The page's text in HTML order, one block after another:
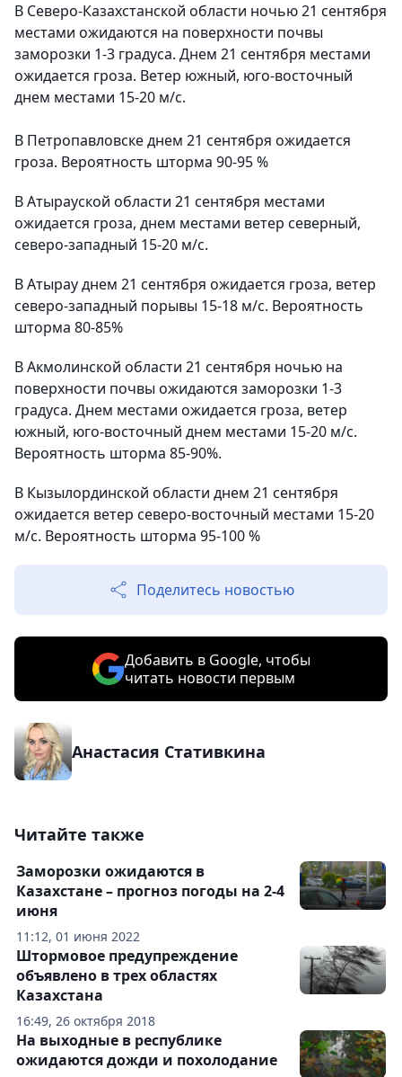
В Северо-Казахстанской области ночью 21 сентября
местами ожидаются на поверхности почвы
заморозки 1-3 градуса. Днем 21 сентября местами
ожидается гроза. Ветер южный, юго-восточный
днем местами 15-20 м/с.
В Петропавловске днем 21 сентября ожидается
гроза. Вероятность шторма 90-95 %
В Атырауской области 21 сентября местами
ожидается гроза, днем местами ветер северный,
северо-западный 15-20 м/с.
В Атырау днем 21 сентября ожидается гроза, ветер
северо-западный порывы 15-18 м/с. Вероятность
шторма 80-85%
В Акмолинской области 21 сентября ночью на
поверхности почвы ожидаются заморозки 1-3
градуса. Днем местами ожидается гроза, ветер
южный, юго-восточный днем местами 15-20 м/с.
Вероятность шторма 85-90%.
В Кызылординской области днем 21 сентября
ожидается ветер северо-восточный местами 15-20
м/с. Вероятность шторма 95-100 %
Поделитесь новостью
Добавить в Google, чтобы
читать новости первым
Анастасия Стативкина
Читайте также
11:12, 01 июня 2022
Заморозки ожидаются в
Казахстане – прогноз погоды на 2-4
июня
16:49, 26 октября 2018
Штормовое предупреждение
объявлено в трех областях
Казахстана
На выходные в республике
ожидаются дожди и похолодание